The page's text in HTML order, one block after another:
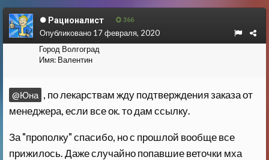
Рационалист 366
Город Волгоград
Имя: Валентин
Опубликовано 17 февраля, 2020
@Юна , по лекарствам жду подтверждения заказа от
менеджера, если все ок. то дам ссылку.
За "прополку" спасибо, но с прошлой вообще все
прижилось. Даже случайно попавшие веточки мха